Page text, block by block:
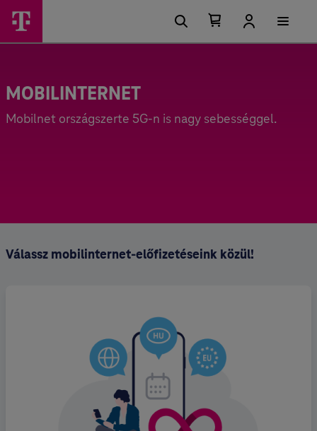
MOBILINTERNET
Mobilnet országszerte 5G-n is nagy sebességgel.
Válassz mobilinternet-előfizetéseink közül!